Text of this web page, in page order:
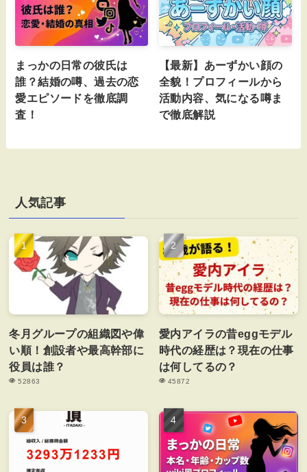
まっかの日常の彼氏は
誰？結婚の噂、過去の恋
愛エピソードを徹底調
査！
【最新】あーずかい顔の
全貌！プロフィールから
活動内容、気になる噂ま
で徹底解説
人気記事
冬月グループの組織図や偉
い順！創設者や最高幹部に
役員は誰？
52863
愛内アイラの昔eggモデル
時代の経歴は？現在の仕事
は何してるの？
45872